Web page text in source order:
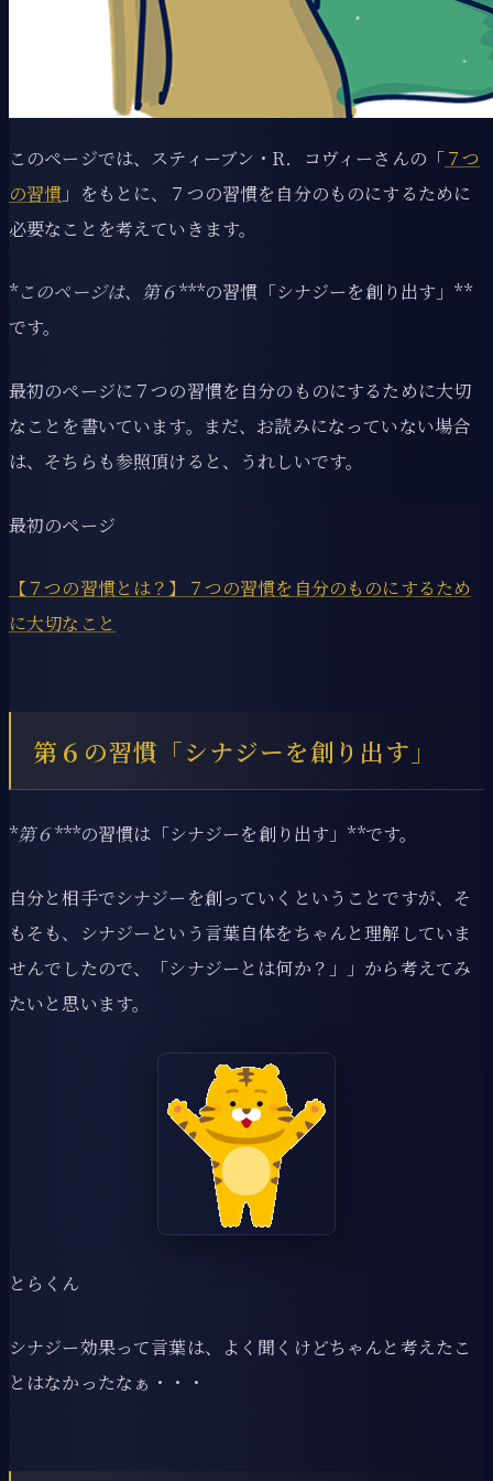
このページでは、スティーブン・R．コヴィーさんの「７つ
の習慣 」をもとに、７つの習慣を自分のものにするために
必要なことを考えていきます。
*このページは、第６***の習慣「シナジーを創り出す」**
です。
最初のページに７つの習慣を自分のものにするために大切
なことを書いています。まだ、お読みになっていない場合
は、そちらも参照頂けると、うれしいです。
最初のページ
【７つの習慣とは？】７つの習慣を自分のものにするため
に大切なこと
第６の習慣「シナジーを創り出す」
*第６***の習慣は「シナジーを創り出す」**です。
自分と相手でシナジーを創っていくということですが、そ
もそも、シナジーという言葉自体をちゃんと理解していま
せんでしたので、「シナジーとは何か？」」から考えてみ
たいと思います。
とらくん
シナジー効果って言葉は、よく聞くけどちゃんと考えたこ
とはなかったなぁ・・・